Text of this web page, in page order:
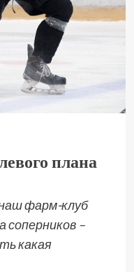
плана
фарм-клуб
соперников –
какая